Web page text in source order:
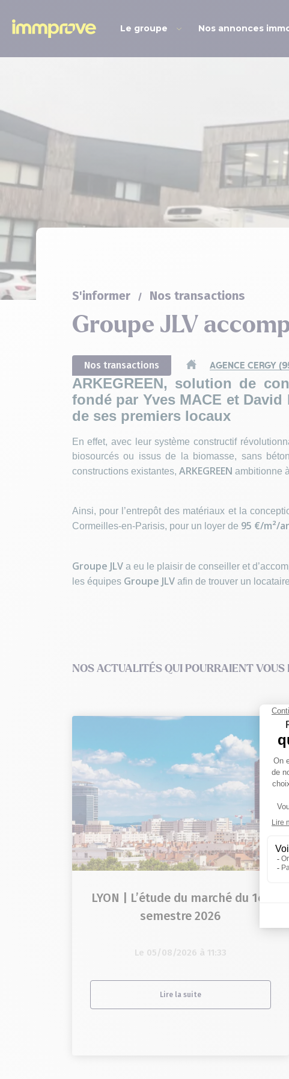
Le groupe Nos annonces
S'informer Nos transactions
Groupe JLV
Nos transactions AGENCE CERGY
ARKEGREEN, solution de
fondé par Yves MACE et
de ses premiers locaux
En effet, avec leur système constructif
biosourcés ou issus de la biomasse, sans
constructions existantes, ARKEGREEN ambitionne
Ainsi, pour l’entrepôt des matériaux et la
Cormeilles-en-Parisis, pour un loyer de 95 €/m²/
Groupe JLVa eu le plaisir de conseiller et
les équipes Groupe JLVafin de trouver un
NOS ACTUALITÉS QUI POURRAIENT VOUS
LYON | L’étude du marché du 1er
semestre 2026
Le 05/08/2026 à 11:33
Lire la suite